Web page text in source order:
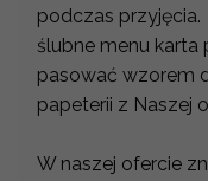
podczas przyjęcia.
ślubne menu
pasować wzorem
papeterii z Naszej
W naszej ofercie